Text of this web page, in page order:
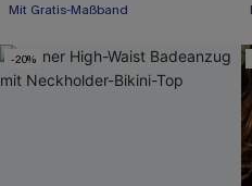
Mit Gratis-Maßband
-20%